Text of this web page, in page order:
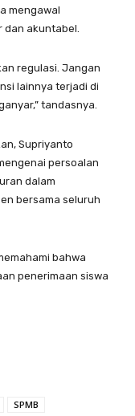
mengawal
dan akuntabel.
regulasi. Jangan
lainnya terjadi di
tandasnya.
Supriyanto
persoalan
dalam
bersama seluruh
bahwa
penerimaan siswa
SPMB